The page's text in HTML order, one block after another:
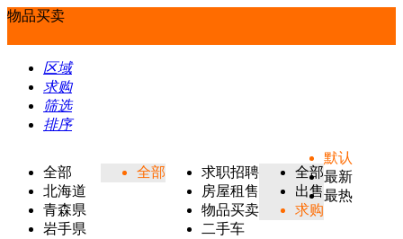
物品买卖
区域
求购
筛选
排序
全部
北海道
青森県
岩手県
全部
求职招聘
房屋租售
物品买卖
二手车
全部
出售
求购
默认
最新
最热